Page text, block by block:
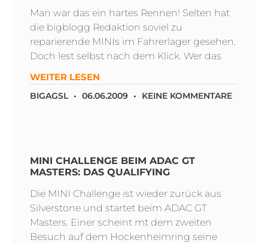
Man war das ein hartes Rennen! Selten hat
die bigblogg Redaktion soviel zu
reparierende MINIs im Fahrerlager gesehen.
Doch lest selbst nach dem Klick. Wer das
WEITER LESEN
BIGAGSL 06.06.2009 KEINE KOMMENTARE
MINI CHALLENGE BEIM ADAC GT
MASTERS: DAS QUALIFYING
Die MINI Challenge ist wieder zurück aus
Silverstone und startet beim ADAC GT
Masters. Einer scheint mt dem zweiten
Besuch auf dem Hockenheimring seine